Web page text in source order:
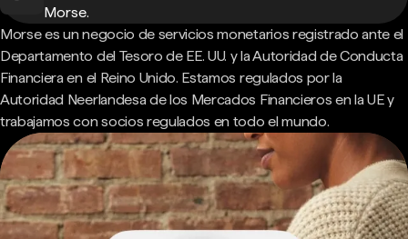
Morse.
Morse es un negocio de servicios monetarios registrado ante el
Departamento del Tesoro de EE. UU. y la Autoridad de Conducta
Financiera en el Reino Unido. Estamos regulados por la
Autoridad Neerlandesa de los Mercados Financieros en la UE y
trabajamos con socios regulados en todo el mundo.